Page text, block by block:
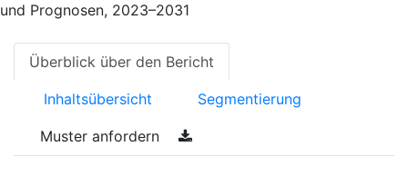
und Prognosen, 2023–2031
Überblick über den Bericht
Inhaltsübersicht Segmentierung
Muster anfordern